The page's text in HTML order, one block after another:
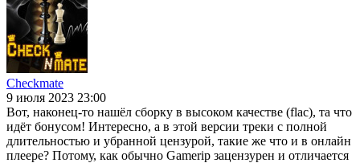
Checkmate
9 июля 2023 23:00
Вот, наконец-то нашёл сборку в высоком качестве (flac), та что
идёт бонусом! Интересно, а в этой версии треки с полной
длительностью и убранной цензурой, такие же что и в онлайн
плеере? Потому, как обычно Gamerip зацензурен и отличается